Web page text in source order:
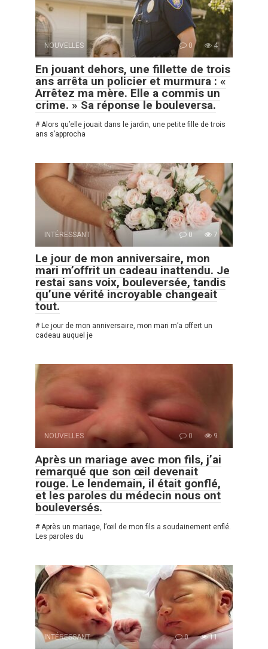
NOUVELLES 0 4
En jouant dehors, une fillette de trois
ans arrêta un policier et murmura : «
Arrêtez ma mère. Elle a commis un
crime. » Sa réponse le bouleversa.
# Alors qu’elle jouait dans le jardin, une petite fille de trois
ans s’approcha
INTÉRESSANT 0 7
Le jour de mon anniversaire, mon
mari m’offrit un cadeau inattendu. Je
restai sans voix, bouleversée, tandis
qu’une vérité incroyable changeait
tout.
# Le jour de mon anniversaire, mon mari m’a offert un
cadeau auquel je
NOUVELLES 0 9
Après un mariage avec mon fils, j’ai
remarqué que son œil devenait
rouge. Le lendemain, il était gonflé,
et les paroles du médecin nous ont
bouleversés.
# Après un mariage, l’œil de mon fils a soudainement enflé.
Les paroles du
INTÉRESSANT 0 11